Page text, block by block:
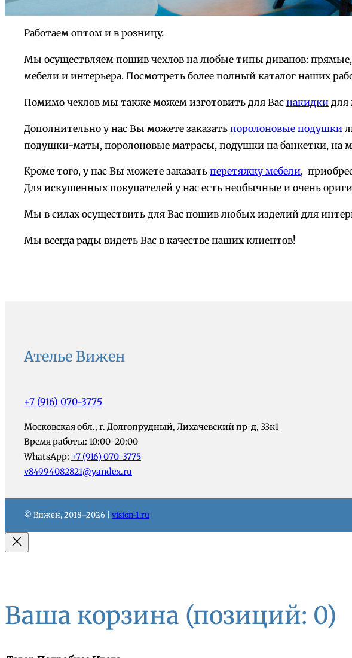
Работаем оптом и в розницу.
Мы осуществляем пошив чехлов на любые типы диванов:
мебели и интерьера. Посмотреть более полный каталог наших
Помимо чехлов мы также можем изготовить для Вас накидки для
Дополнительно у нас Вы можете заказать поролоновые подушки
подушки-маты, поролоновые матрасы, подушки на банкетки, на
Кроме того, у нас Вы можете заказать перетяжку мебели,
Для искушенных покупателей у нас есть необычные и очень
Мы в силах осуществить для Вас пошив любых изделий для
Мы всегда рады видеть Вас в качестве наших клиентов!
Ателье Вижен
+7 (916) 070-3775
Московская обл., г. Долгопрудный, Лихачевский пр-д, 33к1
Время работы: 10:00–20:00
WhatsApp: +7 (916) 070-3775
v84994082821@yandex.ru
© Вижен, 2018–2026 | vision-1.ru
Ваша корзина (позиций: 0)